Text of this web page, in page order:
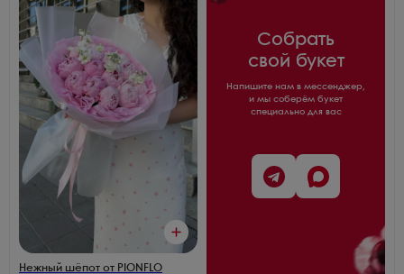
Нежный шёпот от PIONFLO
Собрать
свой букет
Напишите нам в мессенджер,
и мы соберём букет
специально для вас